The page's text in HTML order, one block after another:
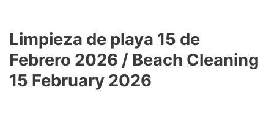
Limpieza de playa 15 de
Febrero 2026 / Beach Cleaning
15 February 2026